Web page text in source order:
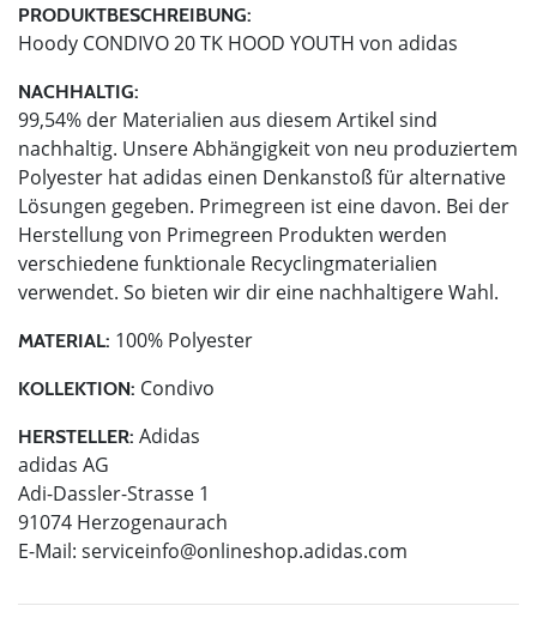
PRODUKTBESCHREIBUNG:
Hoody CONDIVO 20 TK HOOD YOUTH von adidas
NACHHALTIG:
99,54% der Materialien aus diesem Artikel sind
nachhaltig. Unsere Abhängigkeit von neu produziertem
Polyester hat adidas einen Denkanstoß für alternative
Lösungen gegeben. Primegreen ist eine davon. Bei der
Herstellung von Primegreen Produkten werden
verschiedene funktionale Recyclingmaterialien
verwendet. So bieten wir dir eine nachhaltigere Wahl.
MATERIAL: 100% Polyester
KOLLEKTION: Condivo
HERSTELLER: Adidas
adidas AG
Adi-Dassler-Strasse 1
91074 Herzogenaurach
E-Mail: serviceinfo@onlineshop.adidas.com